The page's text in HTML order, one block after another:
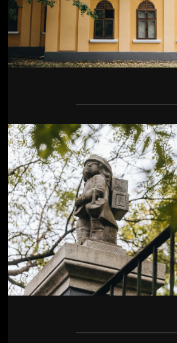
Jön még kép!